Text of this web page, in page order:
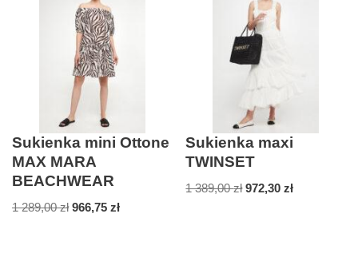
Sukienka mini Ottone
MAX MARA
BEACHWEAR
1 289,00zł 966,75 zł
Sukienka maxi
TWINSET
1 389,00zł 972,30zł